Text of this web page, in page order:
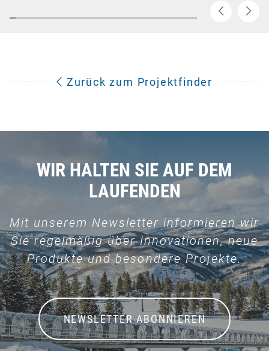
Zurück zum Projektfinder
WIR HALTEN SIE AUF DEM
LAUFENDEN
Mit unserem Newsletter informieren wir
Sie regelmäßig über Innovationen, neue
Produkte und besondere Projekte.
NEWSLETTER ABONNIEREN